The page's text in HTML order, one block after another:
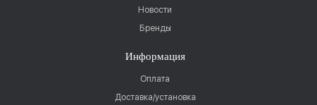
Новости
Бренды
Информация
Оплата
Доставка/установка